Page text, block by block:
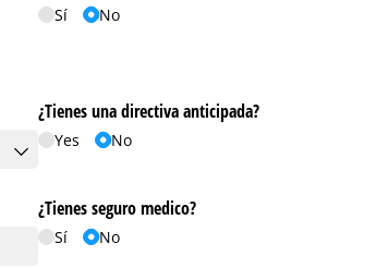
Sí No
¿Tienes una directiva anticipada?
Yes No
¿Tienes seguro medico?
Sí No